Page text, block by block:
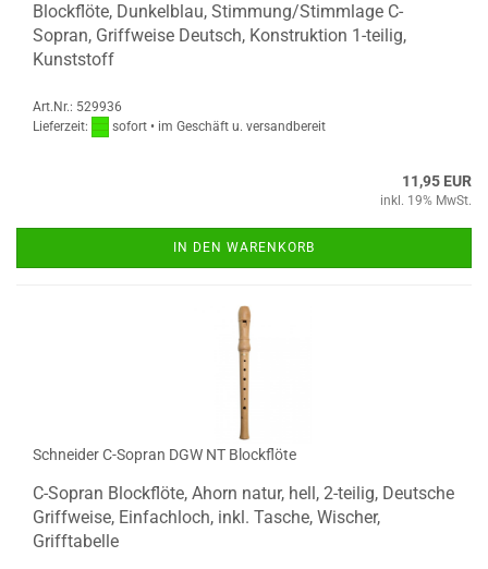
Blockflöte, Dunkelblau, Stimmung/Stimmlage C-
Sopran, Griffweise Deutsch, Konstruktion 1-teilig,
Kunststoff
Art.Nr.: 529936
Lieferzeit:
sofort • im Geschäft u. versandbereit
11,95 EUR
inkl. 19% MwSt.
IN DEN WARENKORB
Schneider C-Sopran DGW NT Blockflöte
C-Sopran Blockflöte, Ahorn natur, hell, 2-teilig, Deutsche
Griffweise, Einfachloch, inkl. Tasche, Wischer,
Grifftabelle